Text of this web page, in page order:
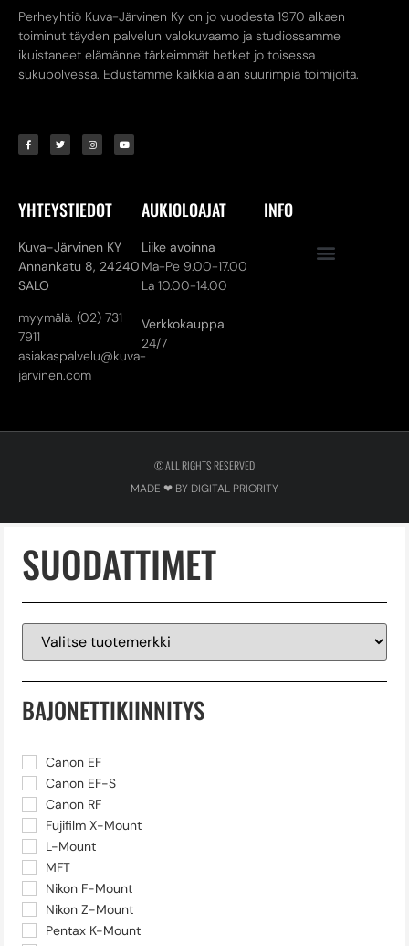
Perheyhtiö Kuva-Järvinen Ky on jo vuodesta 1970 alkaen
toiminut täyden palvelun valokuvaamo ja studiossamme
ikuistaneet elämänne tärkeimmät hetket jo toisessa
sukupolvessa. Edustamme kaikkia alan suurimpia toimijoita.
YHTEYSTIEDOT
Kuva-Järvinen KY
Annankatu 8, 24240
SALO
myymälä. (02) 731
7911
asiakaspalvelu@kuva-
jarvinen.com
AUKIOLOAJAT
Liike avoinna
Ma-Pe 9.00-17.00
La 10.00-14.00
Verkkokauppa
24/7
INFO
© ALL RIGHTS RESERVED
MADE ❤ BY DIGITAL PRIORITY
SUODATTIMET
BAJONETTIKIINNITYS
Canon EF
Canon EF-S
Canon RF
Fujifilm X-Mount
L-Mount
MFT
Nikon F-Mount
Nikon Z-Mount
Pentax K-Mount